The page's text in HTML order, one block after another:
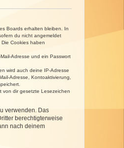
Boards erhalten bleiben. In
du nicht angemeldet
Cookies haben
Adresse und ein Passwort
wird auch deine IP-Adresse
Adresse, Kontoaktivierung,
von dir gesetzte Lesezeichen
verwenden. Das
berechtigterweise
nach deinem